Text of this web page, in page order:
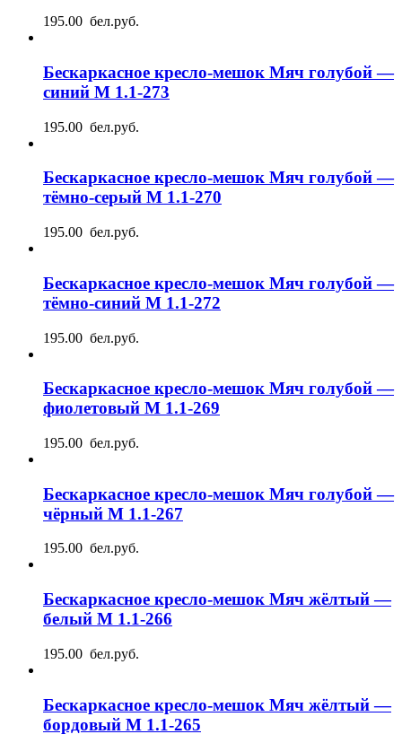
195.00 бел.руб.
Бескаркасное кресло-мешок Мяч голубой —
синий М 1.1-273
195.00 бел.руб.
Бескаркасное кресло-мешок Мяч голубой —
тёмно-серый М 1.1-270
195.00 бел.руб.
Бескаркасное кресло-мешок Мяч голубой —
тёмно-синий М 1.1-272
195.00 бел.руб.
Бескаркасное кресло-мешок Мяч голубой —
фиолетовый М 1.1-269
195.00 бел.руб.
Бескаркасное кресло-мешок Мяч голубой —
чёрный М 1.1-267
195.00 бел.руб.
Бескаркасное кресло-мешок Мяч жёлтый —
белый М 1.1-266
195.00 бел.руб.
Бескаркасное кресло-мешок Мяч жёлтый —
бордовый М 1.1-265